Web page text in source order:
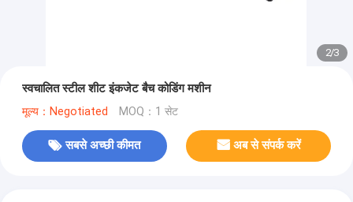
2/3
स्वचालित स्टील शीट इंकजेट बैच कोडिंग मशीन
मूल्य：Negotiated MOQ：1 सेट
सबसे अच्छी कीमत अब से संपर्क करें